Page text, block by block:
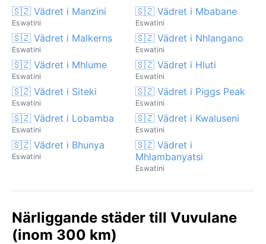
🇸🇿 Vädret i Manzini
Eswatini
🇸🇿 Vädret i Mbabane
Eswatini
🇸🇿 Vädret i Malkerns
Eswatini
🇸🇿 Vädret i Nhlangano
Eswatini
🇸🇿 Vädret i Mhlume
Eswatini
🇸🇿 Vädret i Hluti
Eswatini
🇸🇿 Vädret i Siteki
Eswatini
🇸🇿 Vädret i Piggs Peak
Eswatini
🇸🇿 Vädret i Lobamba
Eswatini
🇸🇿 Vädret i Kwaluseni
Eswatini
🇸🇿 Vädret i Bhunya
Eswatini
🇸🇿 Vädret i
Mhlambanyatsi
Eswatini
Närliggande städer till Vuvulane
(inom 300 km)